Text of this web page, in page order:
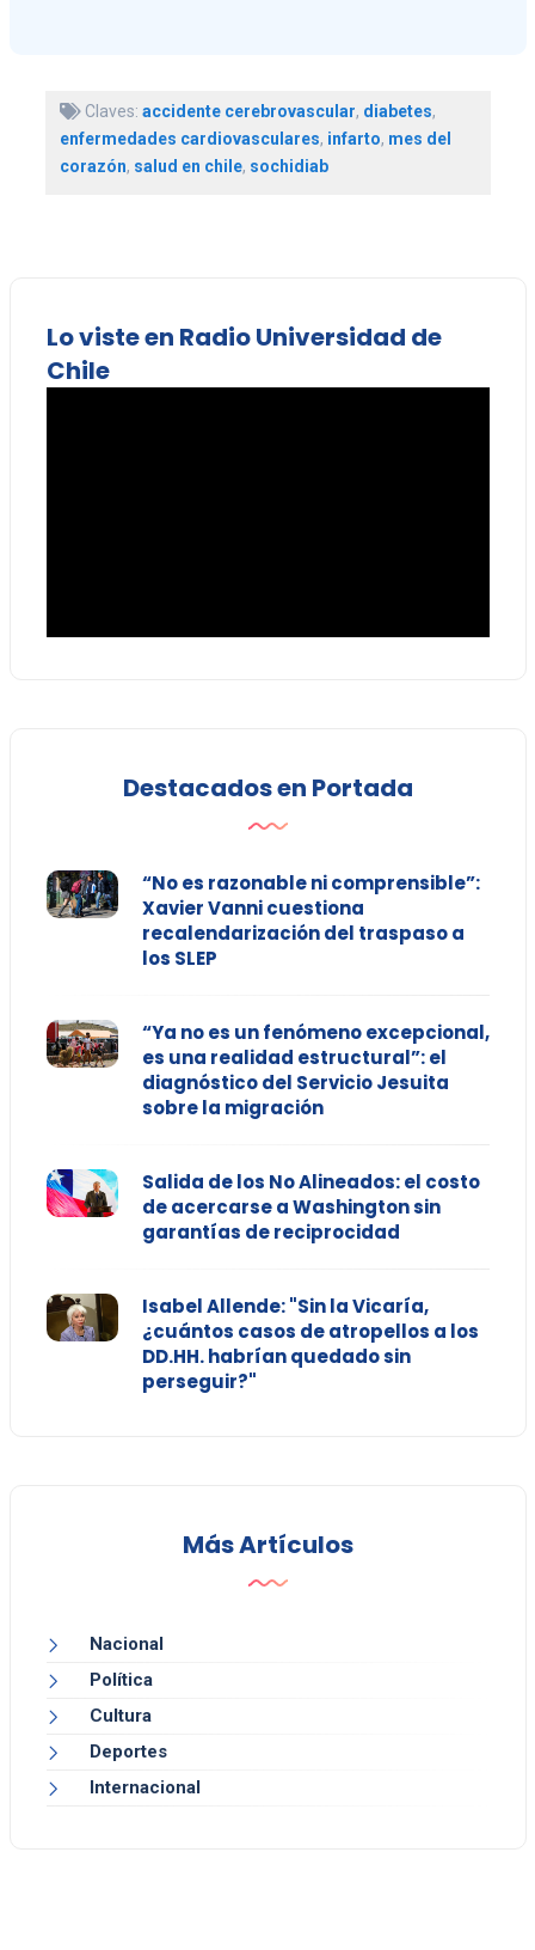
Claves: accidente cerebrovascular, diabetes,
enfermedades cardiovasculares, infarto, mes del
corazón, salud en chile, sochidiab
Lo viste en Radio Universidad de
Chile
Destacados en Portada
“No es razonable ni comprensible”:
Xavier Vanni cuestiona
recalendarización del traspaso a
los SLEP
“Ya no es un fenómeno excepcional,
es una realidad estructural”: el
diagnóstico del Servicio Jesuita
sobre la migración
Salida de los No Alineados: el costo
de acercarse a Washington sin
garantías de reciprocidad
Isabel Allende: "Sin la Vicaría,
¿cuántos casos de atropellos a los
DD.HH. habrían quedado sin
perseguir?"
Más Artículos
Nacional
Política
Cultura
Deportes
Internacional